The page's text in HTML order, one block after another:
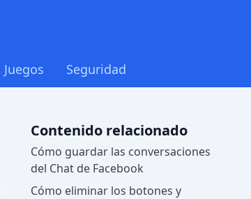
Juegos Seguridad
Contenido relacionado
Cómo guardar las conversaciones
del Chat de Facebook
Cómo eliminar los botones y